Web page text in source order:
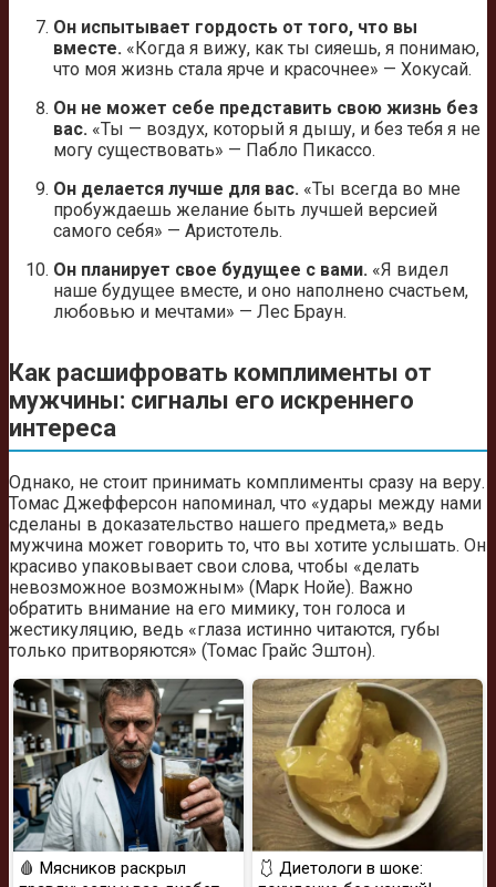
Он испытывает гордость от того, что вы
вместе. «Когда я вижу, как ты сияешь, я понимаю,
что моя жизнь стала ярче и красочнее» — Хокусай.
Он не может себе представить свою жизнь без
вас. «Ты — воздух, который я дышу, и без тебя я не
могу существовать» — Пабло Пикассо.
Он делается лучше для вас. «Ты всегда во мне
пробуждаешь желание быть лучшей версией
самого себя» — Аристотель.
Он планирует свое будущее с вами. «Я видел
наше будущее вместе, и оно наполнено счастьем,
любовью и мечтами» — Лес Браун.
Как расшифровать комплименты от
мужчины: сигналы его искреннего
интереса
Однако, не стоит принимать комплименты сразу на веру.
Томас Джефферсон напоминал, что «удары между нами
сделаны в доказательство нашего предмета,» ведь
мужчина может говорить то, что вы хотите услышать. Он
красиво упаковывает свои слова, чтобы «делать
невозможное возможным» (Марк Нойе). Важно
обратить внимание на его мимику, тон голоса и
жестикуляцию, ведь «глаза истинно читаются, губы
только притворяются» (Томас Грайс Эштон).
🩸 Мясников раскрыл
🩱 Диетологи в шоке: